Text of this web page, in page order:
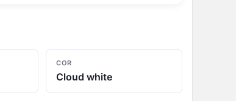
COR
Cloud white